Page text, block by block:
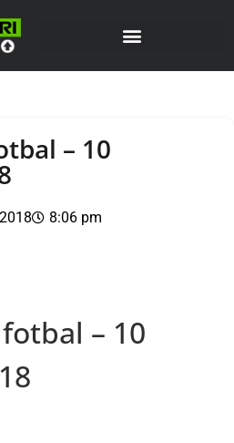
– 10
8:06 pm
– 10